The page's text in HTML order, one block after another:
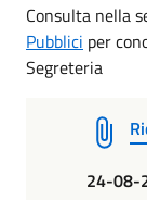
Consulta nella
Pubblici per
Segreteria
24-08-